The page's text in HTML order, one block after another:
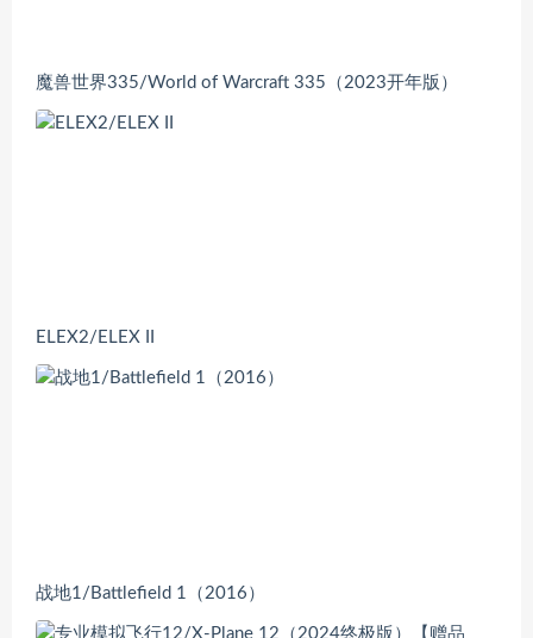
魔兽世界335/World of Warcraft 335（2023开年版）
ELEX2/ELEX II
战地1/Battlefield 1（2016）